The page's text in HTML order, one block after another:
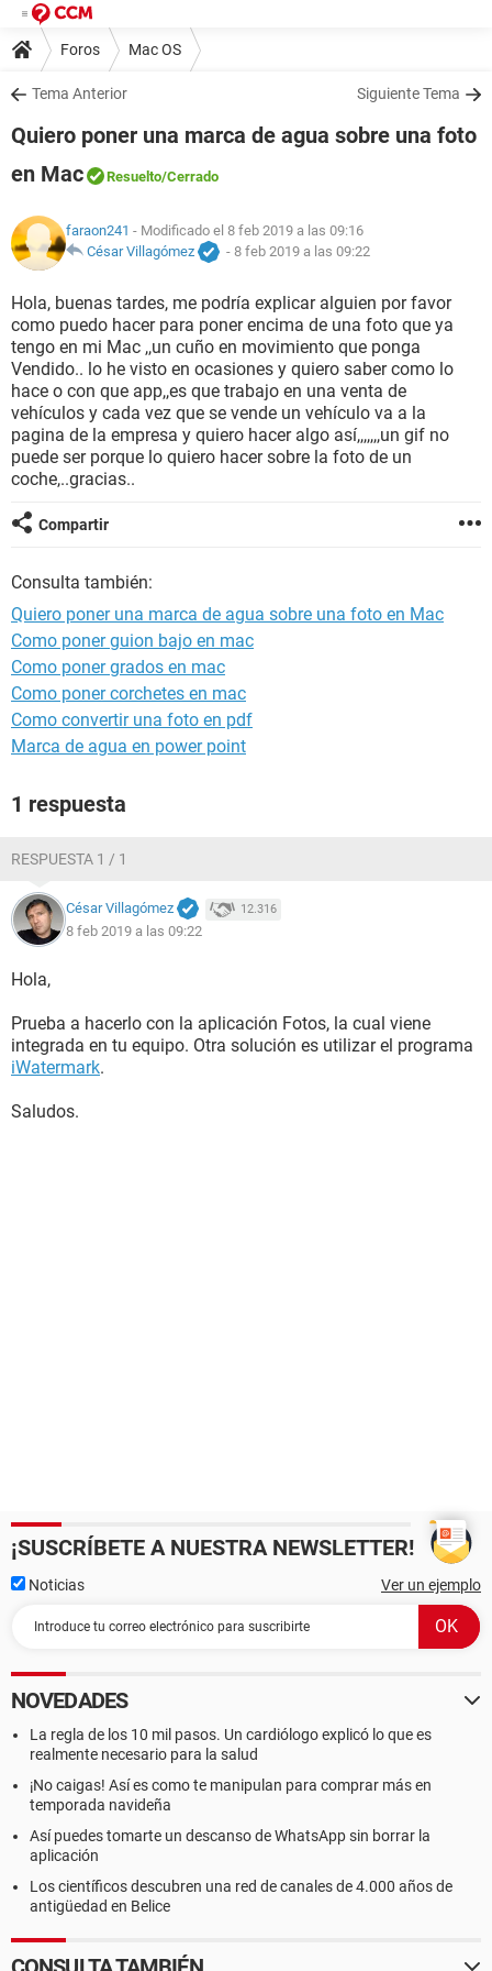
Foros Mac OS
Tema Anterior Siguiente Tema
Quiero poner una marca de agua sobre una foto
en Mac
Resuelto/Cerrado
faraon241 - Modificado el 8 feb 2019 a las 09:16
César Villagómez
- 8 feb 2019 a las 09:22
Hola, buenas tardes, me podría explicar alguien por favor
como puedo hacer para poner encima de una foto que ya
tengo en mi Mac ,,un cuño en movimiento que ponga
Vendido.. lo he visto en ocasiones y quiero saber como lo
hace o con que app,,es que trabajo en una venta de
vehículos y cada vez que se vende un vehículo va a la
pagina de la empresa y quiero hacer algo así,,,,,,,un gif no
puede ser porque lo quiero hacer sobre la foto de un
coche,..gracias..
Compartir
Consulta también:
Quiero poner una marca de agua sobre una foto en Mac
Como poner guion bajo en mac
Como poner grados en mac
Como poner corchetes en mac
Como convertir una foto en pdf
Marca de agua en power point
1 respuesta
RESPUESTA 1 / 1
César Villagómez 12.316
8 feb 2019 a las 09:22
Hola,
Prueba a hacerlo con la aplicación Fotos, la cual viene
integrada en tu equipo. Otra solución es utilizar el programa
iWatermark.
Saludos.
¡SUSCRÍBETE A NUESTRA NEWSLETTER!
Noticias Ver un ejemplo
NOVEDADES
La regla de los 10 mil pasos. Un cardiólogo explicó lo que es
realmente necesario para la salud
¡No caigas! Así es como te manipulan para comprar más en
temporada navideña
Así puedes tomarte un descanso de WhatsApp sin borrar la
aplicación
Los científicos descubren una red de canales de 4.000 años de
antigüedad en Belice